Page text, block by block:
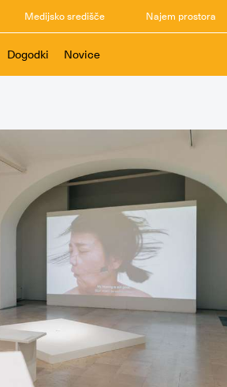
Medijsko središče Najem prostora
Dogodki Novice